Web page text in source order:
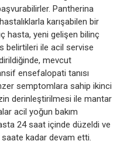
Pantherina
karışabilen bir
hasta, yeni gelişen bilinç
belirtileri ile acil servise
mevcut
ensefalopati tanısı
semptomlara sahip ikinci
derinleştirilmesi ile mantar
acil yoğun bakım
24 saat içinde düzeldi ve
kadar devam etti.